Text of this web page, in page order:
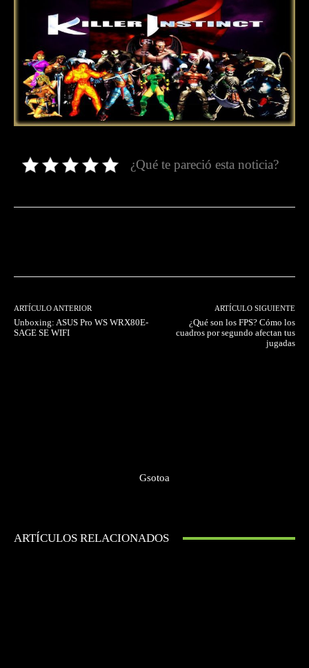
¿Qué te pareció esta noticia?
ARTÍCULO ANTERIOR
Unboxing: ASUS Pro WS WRX80E-
SAGE SE WIFI
ARTÍCULO SIGUIENTE
¿Qué son los FPS? Cómo los
cuadros por segundo afectan tus
jugadas
Gsotoa
ARTÍCULOS RELACIONADOS